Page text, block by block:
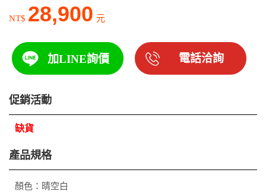
NT$ 28,900 元
加LINE詢價 電話洽詢
促銷活動
缺貨
產品規格
顏色：晴空白